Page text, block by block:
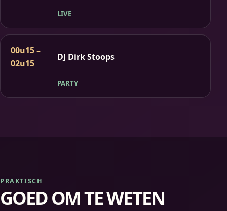
LIVE
00u15 –
02u15
DJ Dirk Stoops
PARTY
PRAKTISCH
GOED OM TE WETEN